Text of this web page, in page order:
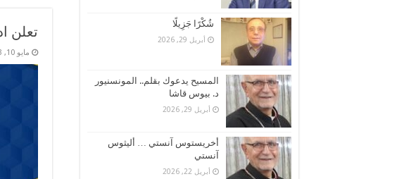
تعلن
مايو 10, 2023
شُكْرًا جَزِيلًا
أبريل 29, 2026
المسيح يدعوك بقلم.. المونسنيور
د. بيوس قاشا
أبريل 29, 2026
أخريستوس آنستي … أليثوس
آنستي
أبريل 22, 2026